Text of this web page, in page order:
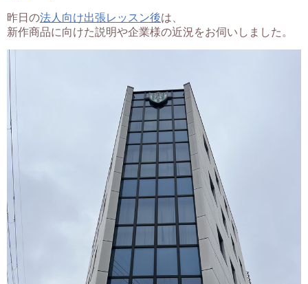
昨日の法人向け出張レッスン後は、
新作商品に向けた説明や企業様の近況をお伺いしました。